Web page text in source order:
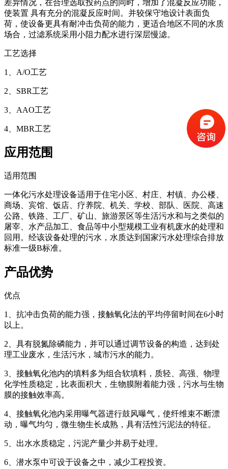
差异情况，在合理选取投药点的同时，增加了混凝反应功能，
使装置 具有充分的混凝反应时间。并较保守地设计表面负
荷，使设备更具有耐冲击负荷的能力，更适合地区不同的水质
场合，过滤系统采用小阻力配水进行深层慢滤。
工艺选择
1、A/O工艺
2、SBR工艺
3、AAO工艺
4、MBR工艺
应用范围
适用范围
一体化污水处理设备适用于住宅小区、村庄、村镇、办公楼、
商场、宾馆、饭店、疗养院、机关、学校、部队、医院、高速
公路、铁路、工厂、矿山、旅游景区等生活污水和与之类似的
屠宰、水产品加工、食品等中小型规模工业有机废水的处理和
回用。经该设备处理的污水，水质达到国家污水处理综合排放
标准一级B标准。
产品优势
优点
1、抗冲击负荷的能力强，接触氧化法的平均停留时间在6小时
以上。
2、具有脱氮除磷能力，并可以通过调节设备的构造，达到处
理工业废水，生活污水，城市污水的能力。
3、接触氧化池内的填料多为组合软填料，质轻、高强、物理
化学性质稳定，比表面积大，生物膜附着能力强，污水与生物
膜的接触效率高。
4、接触氧化池内采用曝气器进行鼓风曝气，使纤维束不断漂
动，曝气均匀，微生物生长成熟，具有活性污泥法的特征。
5、出水水质稳定，污泥产量少并易于处理。
6、潜水泵中可设于设备之中，减少工程投资。